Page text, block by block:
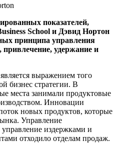
показателей,
School и Дэвид Нортон
принципа управления
удержание и
выражением того
бизнес стратегии. В
места занимали продуктовые
Инновации
новых продуктов, которые
Управление
издержками и
отходило отделам продаж.